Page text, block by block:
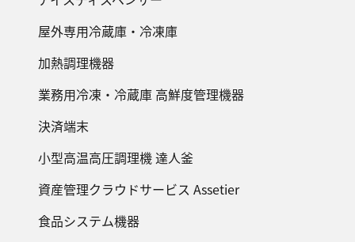
屋外専用冷蔵庫・冷凍庫
加熱調理機器
業務用冷凍・冷蔵庫 高鮮度管理機器
決済端末
小型高温高圧調理機 達人釜
資産管理クラウドサービス Assetier
食品システム機器